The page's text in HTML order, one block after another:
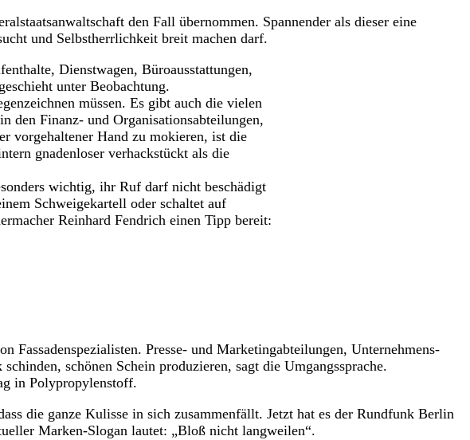
den Fall übernommen. Spannender als dieser eine
und Selbstherrlichkeit breit machen darf.
Dienstwagen, Büroausstattungen,
unter Beobachtung.
müssen. Es gibt auch die vielen
den Finanz- und Organisationsabteilungen,
vorgehaltener Hand zu mokieren, ist die
gnadenloser verhackstückt als die
wichtig, ihr Ruf darf nicht beschädigt
Schweigekartell oder schaltet auf
Reinhard Fendrich einen Tipp bereit:
Fassadenspezialisten. Presse- und Marketingabteilungen, Unternehmens-
schönen Schein produzieren, sagt die Umgangssprache.
in Polypropylenstoff.
die ganze Kulisse in sich zusammenfällt. Jetzt hat es der Rundfunk Berlin
Marken-Slogan lautet: „Bloß nicht langweilen“.